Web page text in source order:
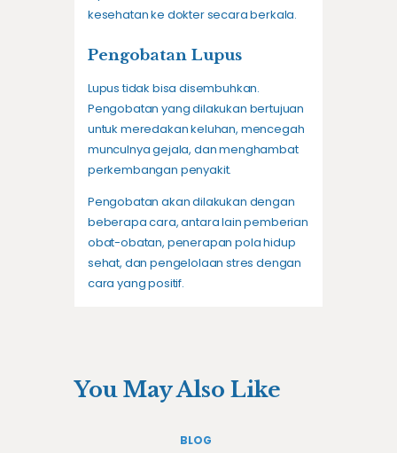
kesehatan ke dokter secara berkala.
Pengobatan Lupus
Lupus tidak bisa disembuhkan.
Pengobatan yang dilakukan bertujuan
untuk meredakan keluhan, mencegah
munculnya gejala, dan menghambat
perkembangan penyakit.
Pengobatan akan dilakukan dengan
beberapa cara, antara lain pemberian
obat-obatan, penerapan pola hidup
sehat, dan pengelolaan stres dengan
cara yang positif.
You May Also Like
BLOG